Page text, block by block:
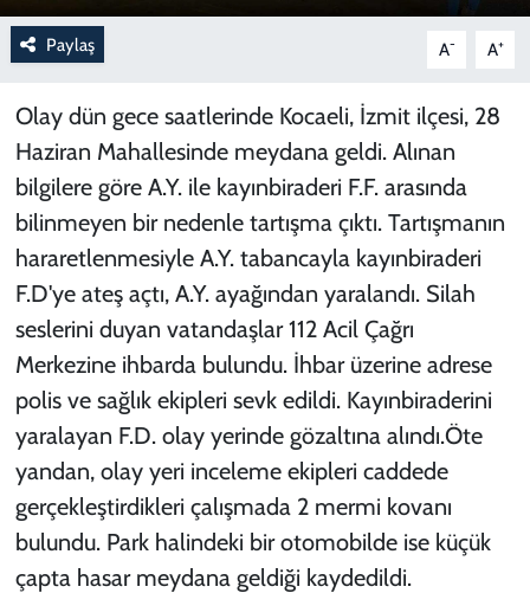
Paylaş A- A+
Olay dün gece saatlerinde Kocaeli, İzmit ilçesi, 28
Haziran Mahallesinde meydana geldi. Alınan
bilgilere göre A.Y. ile kayınbiraderi F.F. arasında
bilinmeyen bir nedenle tartışma çıktı. Tartışmanın
hararetlenmesiyle A.Y. tabancayla kayınbiraderi
F.D'ye ateş açtı, A.Y. ayağından yaralandı. Silah
seslerini duyan vatandaşlar 112 Acil Çağrı
Merkezine ihbarda bulundu. İhbar üzerine adrese
polis ve sağlık ekipleri sevk edildi. Kayınbiraderini
yaralayan F.D. olay yerinde gözaltına alındı.Öte
yandan, olay yeri inceleme ekipleri caddede
gerçekleştirdikleri çalışmada 2 mermi kovanı
bulundu. Park halindeki bir otomobilde ise küçük
çapta hasar meydana geldiği kaydedildi.